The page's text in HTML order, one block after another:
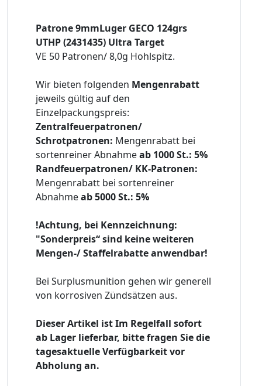
Patrone 9mmLuger GECO 124grs
UTHP (2431435) Ultra Target
VE 50 Patronen/ 8,0g Hohlspitz.
Wir bieten folgenden Mengenrabatt
jeweils gültig auf den
Einzelpackungspreis:
Zentralfeuerpatronen/
Schrotpatronen: Mengenrabatt bei
sortenreiner Abnahmeab 1000 St.: 5%
Randfeuerpatronen/ KK-Patronen:
Mengenrabatt bei sortenreiner
Abnahmeab 5000 St.: 5%
!Achtung, bei Kennzeichnung:
"Sonderpreis“ sind keine weiteren
Mengen-/ Staffelrabatte anwendbar!
Bei Surplusmunition gehen wir generell
von korrosiven Zündsätzen aus.
Dieser Artikel ist Im Regelfall sofort
ab Lager lieferbar, bitte fragen Sie die
tagesaktuelle Verfügbarkeit vor
Abholung an.